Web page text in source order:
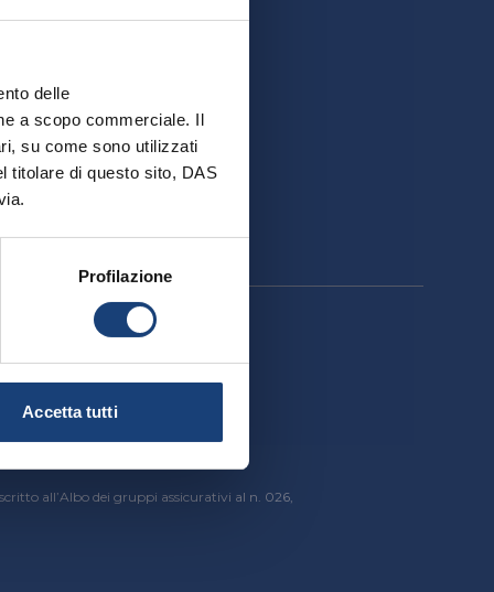
delle
a scopo commerciale. Il
su come sono utilizzati
titolare di questo sito, DAS
Profilazione
Accetta tutti
all’Albo dei gruppi assicurativi al n. 026,